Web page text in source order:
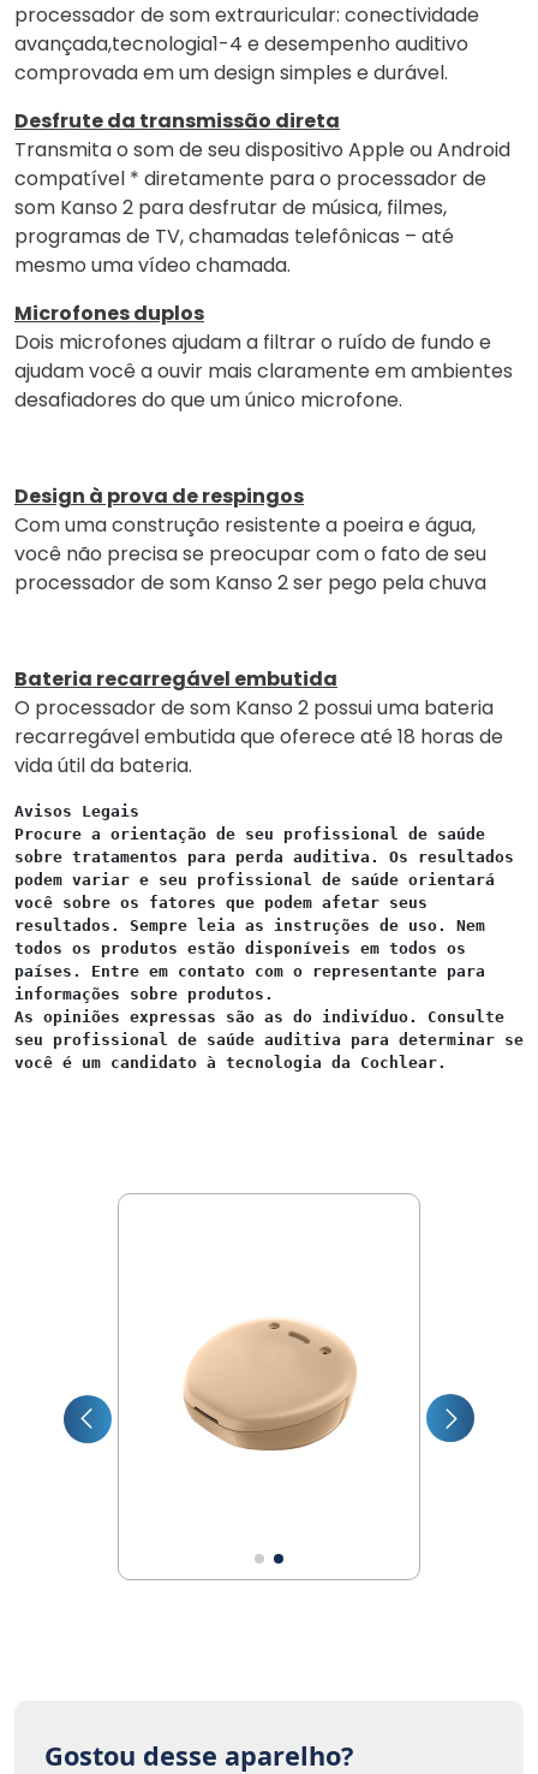
processador de som extrauricular: conectividade
avançada,tecnologia1-4 e desempenho auditivo
comprovada em um design simples e durável.
Desfrute da transmissão direta
Transmita o som de seu dispositivo Apple ou Android
compatível * diretamente para o processador de
som Kanso 2 para desfrutar de música, filmes,
programas de TV, chamadas telefônicas – até
mesmo uma vídeo chamada.
Microfones duplos
Dois microfones ajudam a filtrar o ruído de fundo e
ajudam você a ouvir mais claramente em ambientes
desafiadores do que um único microfone.
Design à prova de respingos
Com uma construção resistente a poeira e água,
você não precisa se preocupar com o fato de seu
processador de som Kanso 2 ser pego pela chuva
Bateria recarregável embutida
O processador de som Kanso 2 possui uma bateria
recarregável embutida que oferece até 18 horas de
vida útil da bateria.
Procure a orientação de seu profissional de saúde
sobre tratamentos para perda auditiva. Os resultados
podem variar e seu profissional de saúde orientará
você sobre os fatores que podem afetar seus
resultados. Sempre leia as instruções de uso. Nem
todos os produtos estão disponíveis em todos os
países. Entre em contato com o representante para
informações sobre produtos.
As opiniões expressas são as do indivíduo. Consulte
seu profissional de saúde auditiva para determinar se
Gostou desse aparelho?